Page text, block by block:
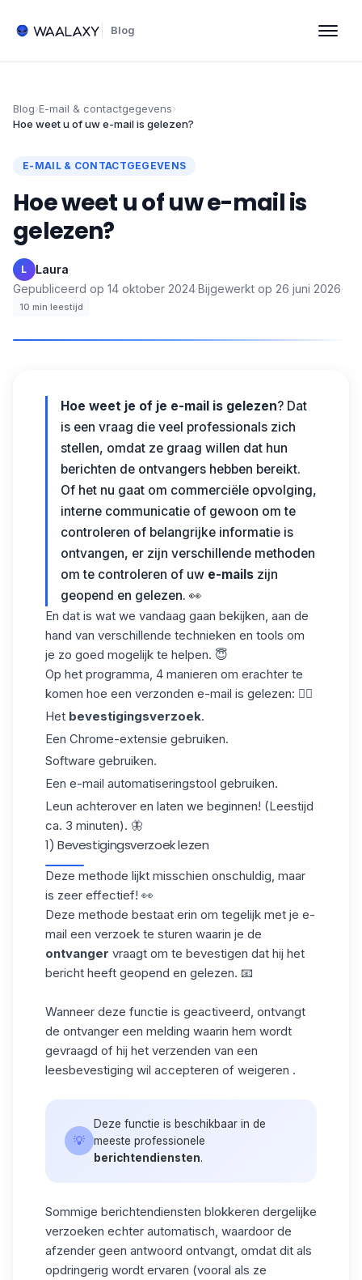
Blog
Blog›E-mail & contactgegevens›
Hoe weet u of uw e-mail is gelezen?
E-MAIL & CONTACTGEGEVENS
Hoe weet u of uw e-mail is
gelezen?
L Laura·
Gepubliceerd op 14 oktober 2024·Bijgewerkt op 26 juni 2026·
10 min leestijd
Hoe weet je of je e-mail is gelezen? Dat
is een vraag die veel professionals zich
stellen, omdat ze graag willen dat hun
berichten de ontvangers hebben bereikt.
Of het nu gaat om commerciële opvolging,
interne communicatie of gewoon om te
controleren of belangrijke informatie is
ontvangen, er zijn verschillende methoden
om te controleren of uw e-mails zijn
geopend en gelezen. 👀
En dat is wat we vandaag gaan bekijken, aan de
hand van verschillende technieken en tools om
je zo goed mogelijk te helpen. 😇
Op het programma, 4 manieren om erachter te
komen hoe een verzonden e-mail is gelezen: 👇🏼
Het bevestigingsverzoek.
Een Chrome-extensie gebruiken.
Software gebruiken.
Een e-mail automatiseringstool gebruiken.
Leun achterover en laten we beginnen! (Leestijd
ca. 3 minuten). 🦋
1) Bevestigingsverzoek lezen
Deze methode lijkt misschien onschuldig, maar
is zeer effectief! 👀
Deze methode bestaat erin om tegelijk met je e-
mail een verzoek te sturen waarin je de
ontvanger vraagt om te bevestigen dat hij het
bericht heeft geopend en gelezen. 📧
Wanneer deze functie is geactiveerd, ontvangt
de ontvanger een melding waarin hem wordt
gevraagd of hij het verzenden van een
leesbevestiging wil accepteren of weigeren .
💡
Deze functie is beschikbaar in de
meeste professionele
berichtendiensten.
Sommige berichtendiensten blokkeren dergelijke
verzoeken echter automatisch, waardoor de
afzender geen antwoord ontvangt, omdat dit als
opdringerig wordt ervaren (vooral als ze